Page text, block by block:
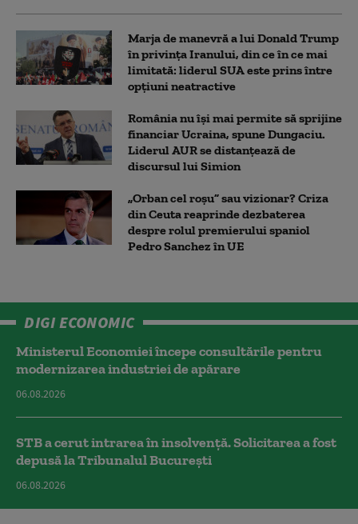
Marja de manevră a lui Donald Trump
în privința Iranului, din ce în ce mai
limitată: liderul SUA este prins între
opțiuni neatractive
România nu își mai permite să sprijine
financiar Ucraina, spune Dungaciu.
Liderul AUR se distanțează de
discursul lui Simion
„Orban cel roșu” sau vizionar? Criza
din Ceuta reaprinde dezbaterea
despre rolul premierului spaniol
Pedro Sanchez în UE
DIGI ECONOMIC
Ministerul Economiei începe consultările pentru
modernizarea industriei de apărare
06.08.2026
STB a cerut intrarea în insolvență. Solicitarea a fost
depusă la Tribunalul București
06.08.2026